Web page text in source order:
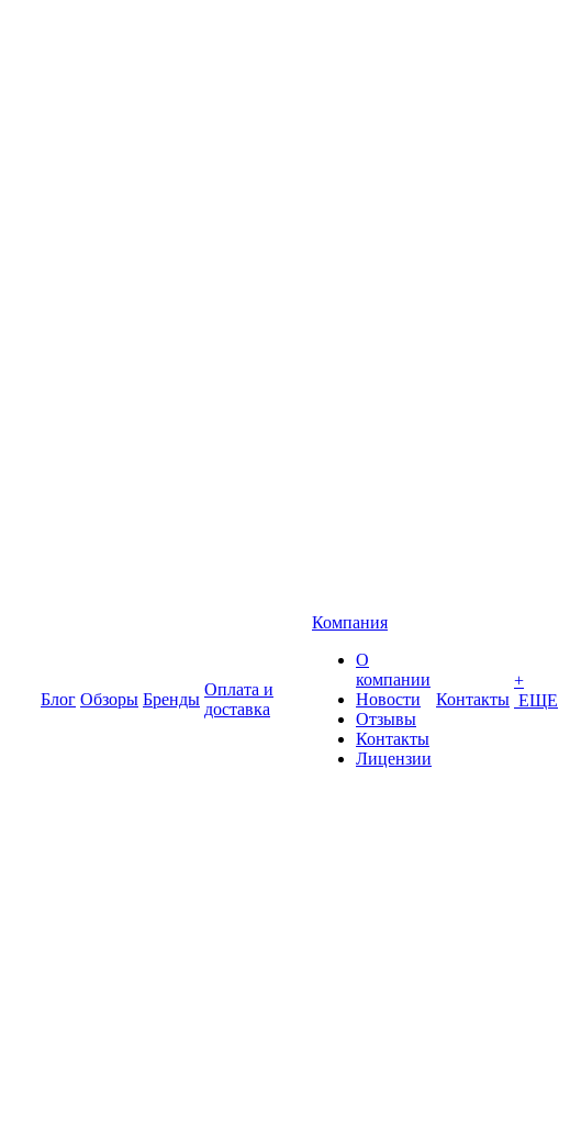
Блог Обзоры Бренды
Оплата и
доставка
Компания
О
компании
Новости
Отзывы
Контакты
Лицензии
Контакты
+
ЕЩЕ